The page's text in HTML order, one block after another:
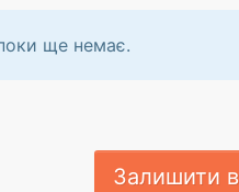
ще немає.
Залишити